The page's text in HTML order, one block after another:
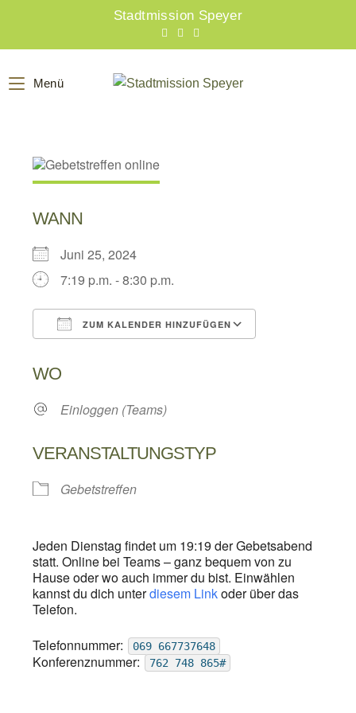
Stadtmission Speyer
Menü
WANN
Juni 25, 2024
7:19 p.m. - 8:30 p.m.
ZUM KALENDER HINZUFÜGEN
WO
Einloggen (Teams)
VERANSTALTUNGSTYP
Gebetstreffen
Jeden Dienstag findet um 19:19 der Gebetsabend
statt. Online bei Teams – ganz bequem von zu
Hause oder wo auch immer du bist. Einwählen
kannst du dich unterdiesem Linkoder über das
Telefon.
Telefonnummer:
069 667737648
Konferenznummer: 762 748 865#